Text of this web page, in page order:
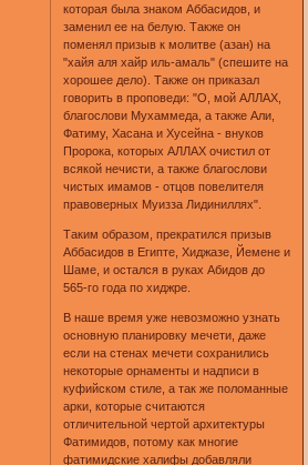
которая была знаком Аббасидов, и
заменил ее на белую. Также он
поменял призыв к молитве (азан) на
"хайя аля хайр иль-амаль" (спешите на
хорошее дело). Также он приказал
говорить в проповеди: "О, мой АЛЛАХ,
благослови Мухаммеда, а также Али,
Фатиму, Хасана и Хусейна - внуков
Пророка, которых АЛЛАХ очистил от
всякой нечисти, а также благослови
чистых имамов - отцов повелителя
правоверных Муизза Лидиниллях".
Таким образом, прекратился призыв
Аббасидов в Египте, Хиджазе, Йемене и
Шаме, и остался в руках Абидов до
565-го года по хиджре.
В наше время уже невозможно узнать
основную планировку мечети, даже
если на стенах мечети сохранились
некоторые орнаменты и надписи в
куфийском стиле, а так же поломанные
арки, которые считаются
отличительной чертой архитектуры
Фатимидов, потому как многие
фатимидские халифы добавляли